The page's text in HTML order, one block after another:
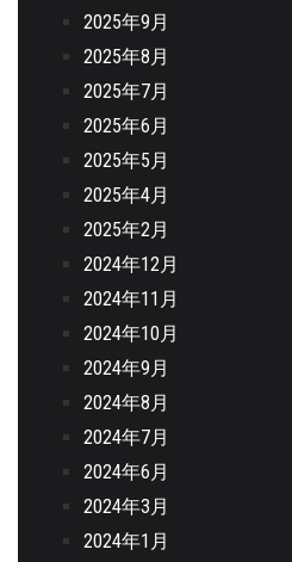
2025年9月
2025年8月
2025年7月
2025年6月
2025年5月
2025年4月
2025年2月
2024年12月
2024年11月
2024年10月
2024年9月
2024年8月
2024年7月
2024年6月
2024年3月
2024年1月